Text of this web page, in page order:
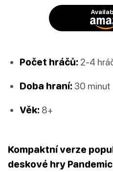
Počet hráčů: 2-4
Doba hraní: 30 minut
Věk: 8+
Kompaktní verze
deskové hry